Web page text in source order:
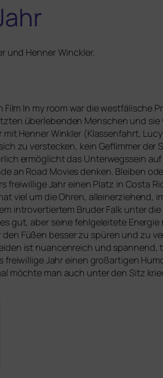
und Henner Winckler.
Film In my roomwar die west­fä­li­sche
über­le­ben­den Menschen und
mit Henner Winkler (Klassenfahrt,
zu ver­ste­cken, kein Geflimmer
ermög­licht das Unterwegssein
an Road Movies den­ken. Bleiben
frei­wil­li­ge Jahr einen Platz in Costa
viel um die Ohren,
intro­ver­tier­tem Bruder Falk unter
gut, aber sei­ne fehl­ge­lei­te­te
Füßen bes­ser zu spü­ren und zu
ist nuan­cen­reich und
frei­wil­li­ge Jahr einen groß­ar­ti­gen
möch­te man auch unter den Sitz